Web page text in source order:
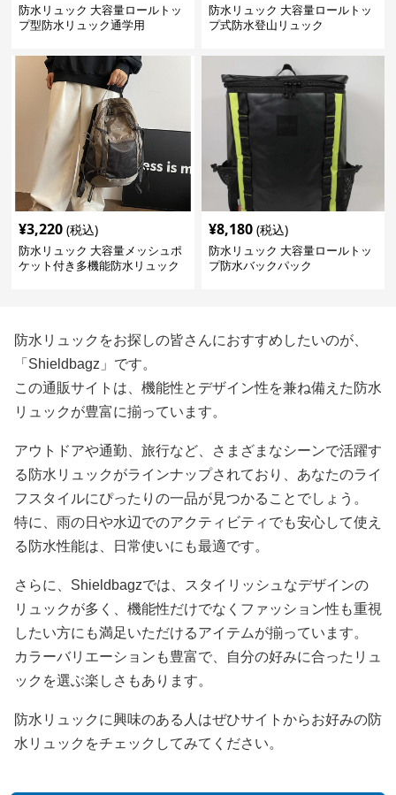
防水リュック 大容量ロールトッ
プ型防水リュック通学用
防水リュック 大容量ロールトッ
プ式防水登山リュック
¥3,220 (税込)
防水リュック 大容量メッシュポ
ケット付き多機能防水リュック
¥8,180 (税込)
防水リュック 大容量ロールトッ
プ防水バックパック
防水リュックをお探しの皆さんにおすすめしたいのが、
「Shieldbagz」です。
この通販サイトは、機能性とデザイン性を兼ね備えた防水
リュックが豊富に揃っています。
アウトドアや通勤、旅行など、さまざまなシーンで活躍す
る防水リュックがラインナップされており、あなたのライ
フスタイルにぴったりの一品が見つかることでしょう。
特に、雨の日や水辺でのアクティビティでも安心して使え
る防水性能は、日常使いにも最適です。
さらに、Shieldbagzでは、スタイリッシュなデザインの
リュックが多く、機能性だけでなくファッション性も重視
したい方にも満足いただけるアイテムが揃っています。
カラーバリエーションも豊富で、自分の好みに合ったリュ
ックを選ぶ楽しさもあります。
防水リュックに興味のある人はぜひサイトからお好みの防
水リュックをチェックしてみてください。